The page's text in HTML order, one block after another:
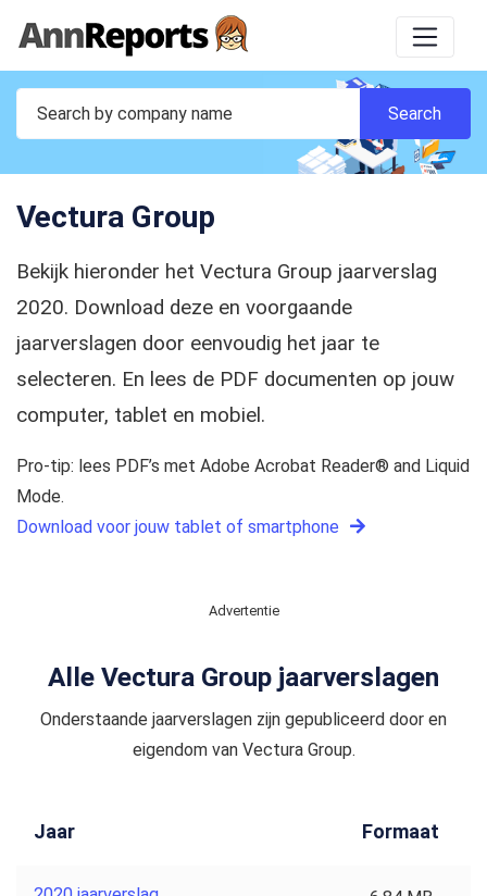
Vectura Group
Bekijk hieronder het Vectura Group jaarverslag
2020. Download deze en voorgaande
jaarverslagen door eenvoudig het jaar te
selecteren. En lees de PDF documenten op jouw
computer, tablet en mobiel.
Pro-tip: lees PDF’s met Adobe Acrobat Reader® and Liquid
Mode.
Download voor jouw tablet of smartphone
Advertentie
Alle Vectura Group jaarverslagen
Onderstaande jaarverslagen zijn gepubliceerd door en
eigendom van Vectura Group.
Jaar Formaat